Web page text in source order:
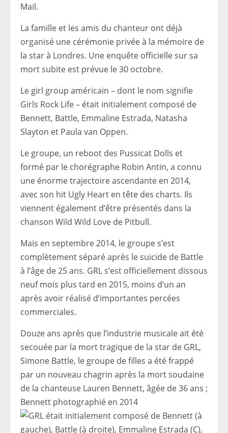
Mail.
La famille et les amis du chanteur ont déjà
organisé une cérémonie privée à la mémoire de
la star à Londres. Une enquête officielle sur sa
mort subite est prévue le 30 octobre.
Le girl group américain – dont le nom signifie
Girls Rock Life – était initialement composé de
Bennett, Battle, Emmaline Estrada, Natasha
Slayton et Paula van Oppen.
Le groupe, un reboot des Pussicat Dolls et
formé par le chorégraphe Robin Antin, a connu
une énorme trajectoire ascendante en 2014,
avec son hit Ugly Heart en tête des charts. Ils
viennent également d’être présentés dans la
chanson Wild Wild Love de Pitbull.
Mais en septembre 2014, le groupe s’est
complètement séparé après le suicide de Battle
à l’âge de 25 ans. GRL s’est officiellement dissous
neuf mois plus tard en 2015, moins d’un an
après avoir réalisé d’importantes percées
commerciales.
Douze ans après que l’industrie musicale ait été
secouée par la mort tragique de la star de GRL,
Simone Battle, le groupe de filles a été frappé
par un nouveau chagrin après la mort soudaine
de la chanteuse Lauren Bennett, âgée de 36 ans ;
Bennett photographié en 2014